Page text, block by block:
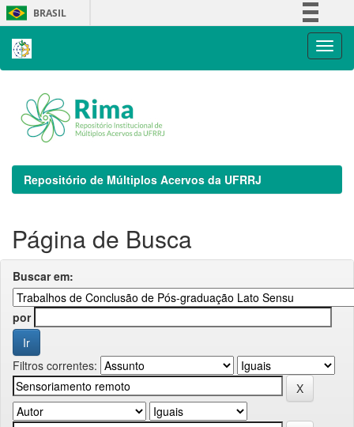
Skip
navigation
BRASIL
Repositório de Múltiplos Acervos da UFRRJ
Página de Busca
Buscar em:
por
Filtros correntes: